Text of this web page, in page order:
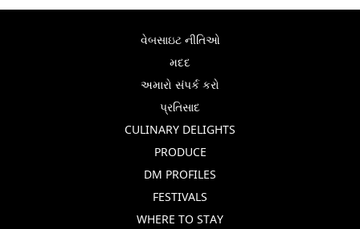
વેબસાઇટ નીતિઓ
મદદ
અમારો સંપર્ક કરો
પ્રતિસાદ
CULINARY DELIGHTS
PRODUCE
DM PROFILES
FESTIVALS
WHERE TO STAY